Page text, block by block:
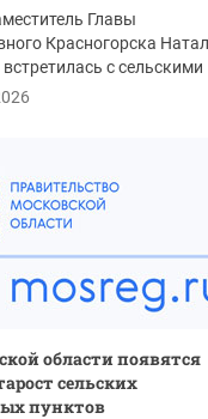
Главы
Красногорска
с сельскими
чтобы...
области появятся
сельских
пунктов